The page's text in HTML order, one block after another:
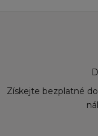
Získejte bezplatné